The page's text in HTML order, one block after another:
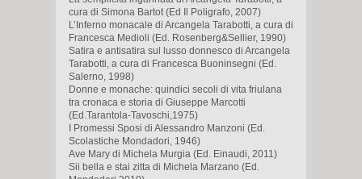
cura di Simona Bartot (Ed Il Poligrafo, 2007)
L’Inferno monacale di Arcangela Tarabotti, a cura di
Francesca Medioli (Ed. Rosenberg&Sellier, 1990)
Satira e antisatira sul lusso donnesco di Arcangela
Tarabotti, a cura di Francesca Buoninsegni (Ed.
Salerno, 1998)
Donne e monache: quindici secoli di vita friulana
tra cronaca e storia di Giuseppe Marcotti
(Ed.Tarantola-Tavoschi,1975)
I Promessi Sposi di Alessandro Manzoni (Ed.
Scolastiche Mondadori, 1946)
Ave Mary di Michela Murgia (Ed. Einaudi, 2011)
Sii bella e stai zitta di Michela Marzano (Ed.